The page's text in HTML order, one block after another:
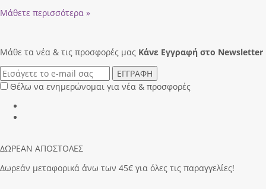
Μάθετε περισσότερα »
Μάθε τα νέα & τις προσφορές μας Κάνε Eγγραφή στο Newsletter
ΕΓΓΡΑΦΗ
Θέλω να ενημερώνομαι για νέα & προσφορές
ΔΩΡΕΑΝ ΑΠΟΣΤΟΛΕΣ
Δωρεάν μεταφορικά άνω των 45€ για όλες τις παραγγελίες!